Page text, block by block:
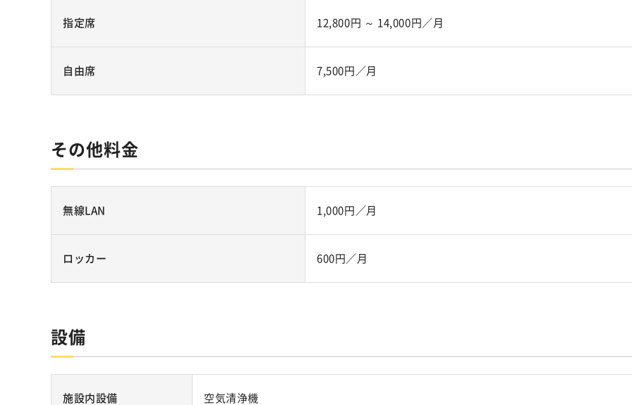
指定席 12,800円 ～ 14,000円／月
自由席 7,500円／月
その他料金
無線LAN 1,000円／月
ロッカー 600円／月
設備
施設内設備 空気清浄機